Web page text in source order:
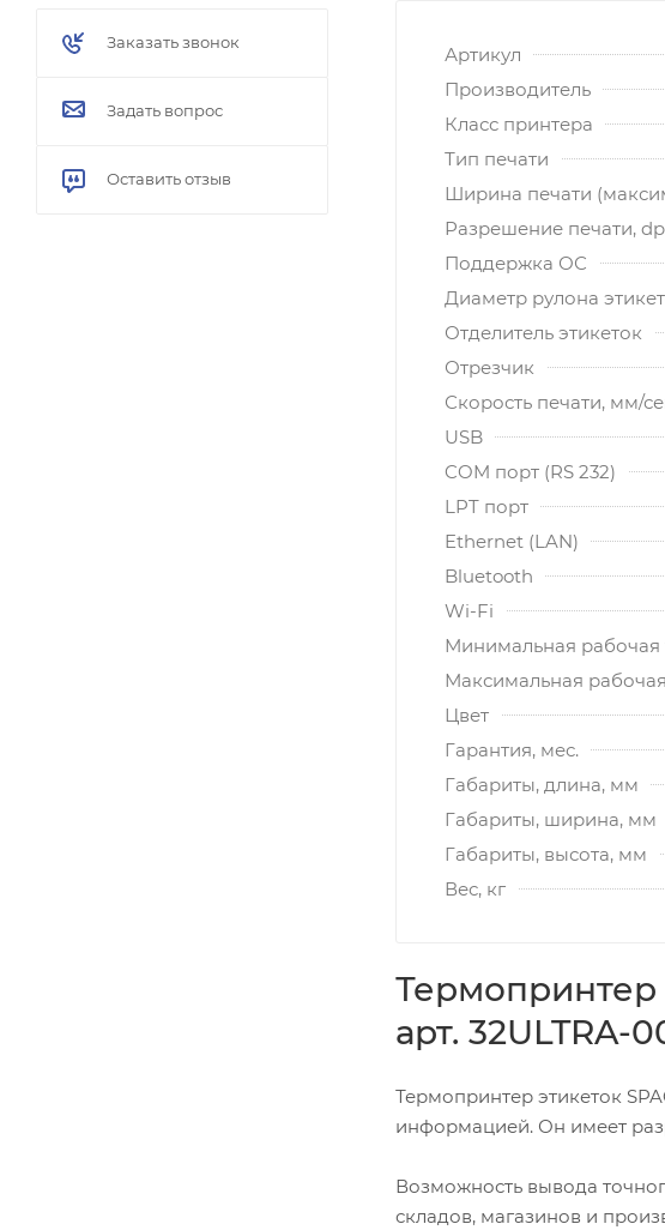
Артикул
Производитель
Класс принтера
Тип печати
Ширина печати
Разрешение печати,
Поддержка ОС
Диаметр рулона
Отделитель этикеток
Отрезчик
Скорость печати, мм/
USB
COM порт (RS 232)
LPT порт
Ethernet (LAN)
Bluetooth
Wi-Fi
Минимальная рабочая
Максимальная
Цвет
Гарантия, мес.
Габариты, длина, мм
Габариты, ширина, мм
Габариты, высота, мм
Вес, кг
Термопринтер
арт. 32ULTRA-
Термопринтер этикеток
информацией. Он имеет
Возможность вывода
складов, магазинов и
Заказать звонок
Задать вопрос
Оставить отзыв